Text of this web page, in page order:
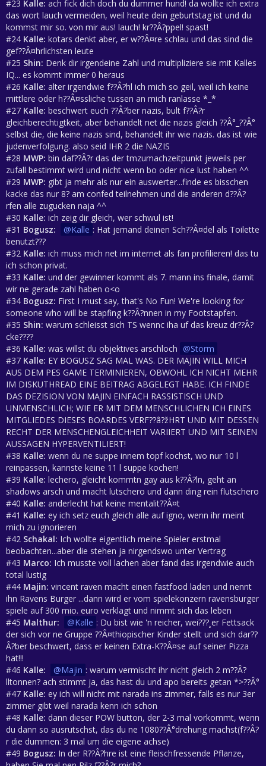
#23 Kalle: ach fick dich doch du dummer hund! da wollte ich extra
das wort lauch vermeiden, weil heute dein geburtstag ist und du
kommst mir so. von mir aus! lauch! kr??Â?ppel! spast!
#24 Kalle: kotars denkt aber, er w??Â¤re schlau und das sind die
gef??Â¤hrlichsten leute
#25 Shin: Denk dir irgendeine Zahl und multipliziere sie mit Kalles
IQ... es kommt immer 0 heraus
#26 Kalle: alter irgendwie f??Â?hl ich mich so geil, weil ich keine
mittlere oder h??Â¤ssliche tussen an mich ranlasse *_*
#27 Kalle: beschwert euch ??Â?ber nazis, bult f??Â?r
gleichberechtigtkeit, aber behandelt net die nazis gleich ??Â°_??Â°
selbst die, die keine nazis sind, behandelt ihr wie nazis. das ist wie
judenverfolgung. also seid IHR 2 die NAZIS
#28 MWP: bin daf??Â?r das der tmzumachzeitpunkt jeweils per
zufall bestimmt wird und nicht wenn bo oder nice lust haben ^^
#29 MWP: gibt ja mehr als nur ein auswerter...finde es bisschen
kacke das nur 8? am confed teilnehmen und die anderen d??Â?
rfen alle zugucken naja ^^
#30 Kalle: ich zeig dir gleich, wer schwul ist!
#31 Bogusz: Kalle : Hat jemand deinen Sch??Â¤del als Toilette
benutzt???
#32 Kalle: ich muss mich net im internet als fan profilieren! das tu
ich schon privat.
#33 Kalle: und der gewinner kommt als 7. mann ins finale, damit
wir ne gerade zahl haben o<o
#34 Bogusz: First I must say, that's No Fun! We're looking for
someone who will be stapfing k??Â?nnen in my Footstapfen.
#35 Shin: warum schleisst sich TS wennc iha uf das kreuz dr??Â?
cke????
#36 Kalle: was willst du objektives arschloch
Storm
#37 Kalle: EY BOGUSZ SAG MAL WAS. DER MAJIN WILL MICH
AUS DEM PES GAME TERMINIEREN, OBWOHL ICH NICHT MEHR
IM DISKUTHREAD EINE BEITRAG ABGELEGT HABE. ICH FINDE
DAS DEZISION VON MAJIN EINFACH RASSISTISCH UND
UNMENSCHLICH; WIE ER MIT DEM MENSCHLICHEN ICH EINES
MITGLIEDES DIESES BOARDES VERF??â?žHRT UND MIT DESSEN
RECHT DER MENSCHENGLEICHHEIT VARIIERT UND MIT SEINEN
AUSSAGEN HYPERVENTILIERT!
#38 Kalle: wenn du ne suppe innem topf kochst, wo nur 10 l
reinpassen, kannste keine 11 l suppe kochen!
#39 Kalle: lechero, gleicht kommtn gay aus k??Â?ln, geht an
shadows arsch und macht lutschero und dann ding rein flutschero
#40 Kalle: anderlecht hat keine mentalit??Â¤t
#41 Kalle: ey ich setz euch gleich alle auf igno, wenn ihr meint
mich zu ignorieren
#42 Schakal: Ich wollte eigentlich meine Spieler erstmal
beobachten...aber die stehen ja nirgendswo unter Vertrag
#43 Marco: Ich musste voll lachen aber fand das irgendwie auch
total lustig
#44 Majin: vincent raven macht einen fastfood laden und nennt
ihn Ravens Burger ...dann wird er vom spielekonzern ravensburger
spiele auf 300 mio. euro verklagt und nimmt sich das leben
#45 Malthur: Kalle : Du bist wie 'n reicher, wei???¸er Fettsack
der sich vor ne Gruppe ??Â¤thiopischer Kinder stellt und sich dar??
Â?ber beschwert, dass er keinen Extra-K??Â¤se auf seiner Pizza
hat!!!
#46 Kalle: Majin : warum vermischt ihr nicht gleich 2 m??Â?
lltonnen? ach stimmt ja, das hast du und apo bereits getan *>??Â°
#47 Kalle: ey ich will nicht mit narada ins zimmer, falls es nur 3er
zimmer gibt weil narada kenn ich schon
#48 Kalle: dann dieser POW button, der 2-3 mal vorkommt, wenn
du dann so ausrutschst, das du ne 1080??Â°drehung machst(f??Â?
r die dummen: 3 mal um die eigene achse)
#49 Bogusz: In der R??Â?hre ist eine fleischfressende Pflanze,